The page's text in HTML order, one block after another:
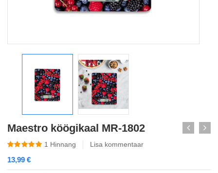
Maestro köögikaal MR-1802
1 Hinnang Lisa kommentaar
13,99 €